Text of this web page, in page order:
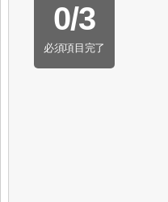
0/3
必須項目完了